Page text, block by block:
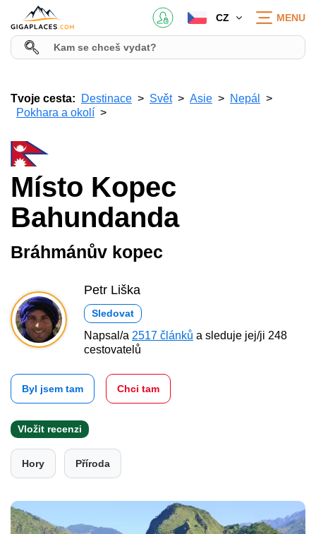
CZ MENU
Tvoje cesta: Destinace Svět Asie
Nepál
Pokhara a okolí
Místo Kopec
Bahundanda
Bráhmánův kopec
Petr Liška
Sledovat
Napsal/a 2517 článků a sleduje jej/ji 248
cestovatelů
Byl jsem tam Chci tam
Vložit recenzi
Hory Příroda